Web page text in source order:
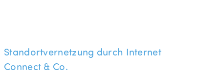
Standortvernetzung durch Internet
Connect & Co.